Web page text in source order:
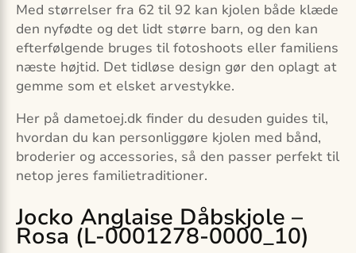
Med størrelser fra 62 til 92 kan kjolen både klæde
den nyfødte og det lidt større barn, og den kan
efterfølgende bruges til fotoshoots eller familiens
næste højtid. Det tidløse design gør den oplagt at
gemme som et elsket arvestykke.
Her på dametoej.dk finder du desuden guides til,
hvordan du kan personliggøre kjolen med bånd,
broderier og accessories, så den passer perfekt til
netop jeres familietraditioner.
Jocko Anglaise Dåbskjole –
Rosa (L-0001278-0000_10)